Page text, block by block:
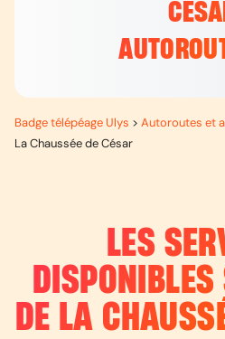
Badge télépéage Ulys > Autoroutes et
La Chaussée de César
LES
DISPONIBLES
DE LA